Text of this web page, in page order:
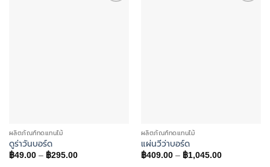
ผลิตภัณฑ์ทดแทนไม้
ดูร่าวันบอร์ด
฿49.00 – ฿295.00Price
ผลิตภัณฑ์ทดแทนไม้
แผ่นวีว่าบอร์ด
฿409.00 – ฿1,045.00Price